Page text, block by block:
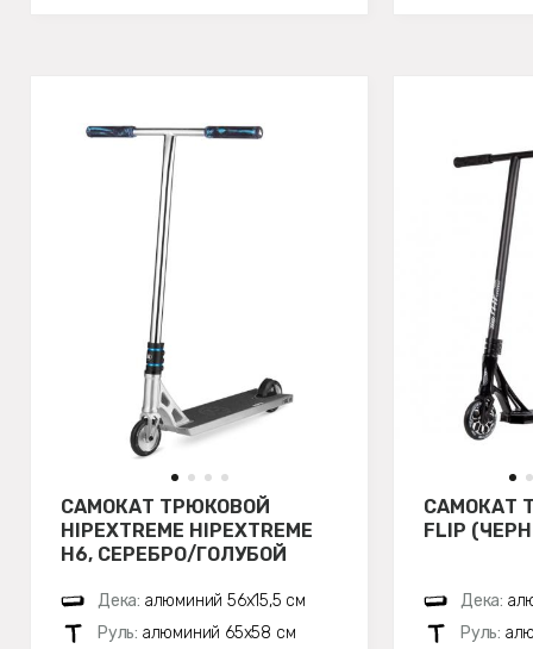
САМОКАТ ТРЮКОВОЙ
HIPEXTREME HIPEXTREME
H6, СЕРЕБРО/ГОЛУБОЙ
Дека: алюминий 56х15,5 см
Руль: алюминий 65x58 см
САМОКАТ
FLIP
Дека:
Руль: